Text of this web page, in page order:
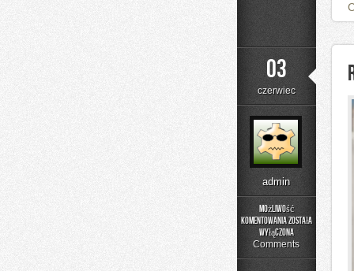
03
czerwiec
admin
Możliwość
komentowania
Rehabilitacja
Fizjoterapia
została
wyłączona
Comments